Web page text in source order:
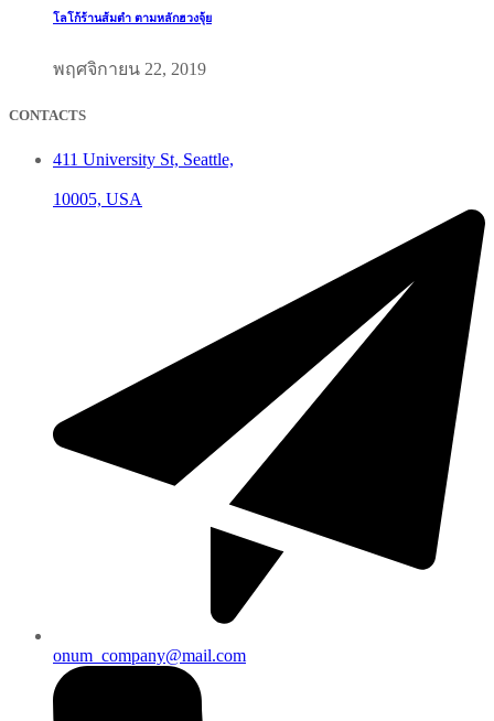
โลโก้ร้านส้มตำ ตามหลักฮวงจุ้ย
พฤศจิกายน 22, 2019
CONTACTS
411 University St, Seattle,
10005, USA
onum_company@mail.com